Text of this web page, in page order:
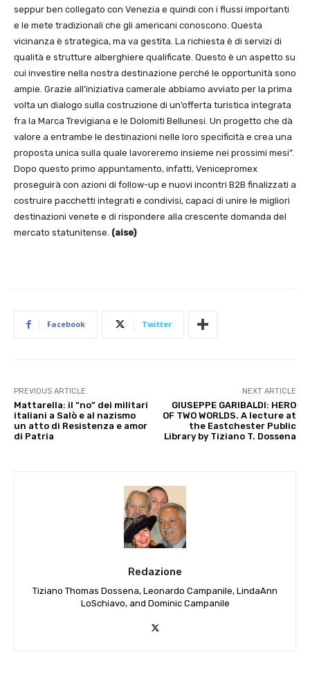
seppur ben collegato con Venezia e quindi con i flussi importanti
e le mete tradizionali che gli americani conoscono. Questa
vicinanza è strategica, ma va gestita. La richiesta è di servizi di
qualità e strutture alberghiere qualificate. Questo è un aspetto su
cui investire nella nostra destinazione perché le opportunità sono
ampie. Grazie all’iniziativa camerale abbiamo avviato per la prima
volta un dialogo sulla costruzione di un’offerta turistica integrata
fra la Marca Trevigiana e le Dolomiti Bellunesi. Un progetto che dà
valore a entrambe le destinazioni nelle loro specificità e crea una
proposta unica sulla quale lavoreremo insieme nei prossimi mesi”.
Dopo questo primo appuntamento, infatti, Venicepromex
proseguirà con azioni di follow-up e nuovi incontri B2B finalizzati a
costruire pacchetti integrati e condivisi, capaci di unire le migliori
destinazioni venete e di rispondere alla crescente domanda del
mercato statunitense. (aise)
Facebook Twitter
PREVIOUS ARTICLE
Mattarella: il “no” dei militari
italiani a Salò e al nazismo
un atto di Resistenza e amor
di Patria
NEXT ARTICLE
GIUSEPPE GARIBALDI: HERO
OF TWO WORLDS. A lecture at
the Eastchester Public
Library by Tiziano T. Dossena
Redazione
Tiziano Thomas Dossena, Leonardo Campanile, LindaAnn
LoSchiavo, and Dominic Campanile